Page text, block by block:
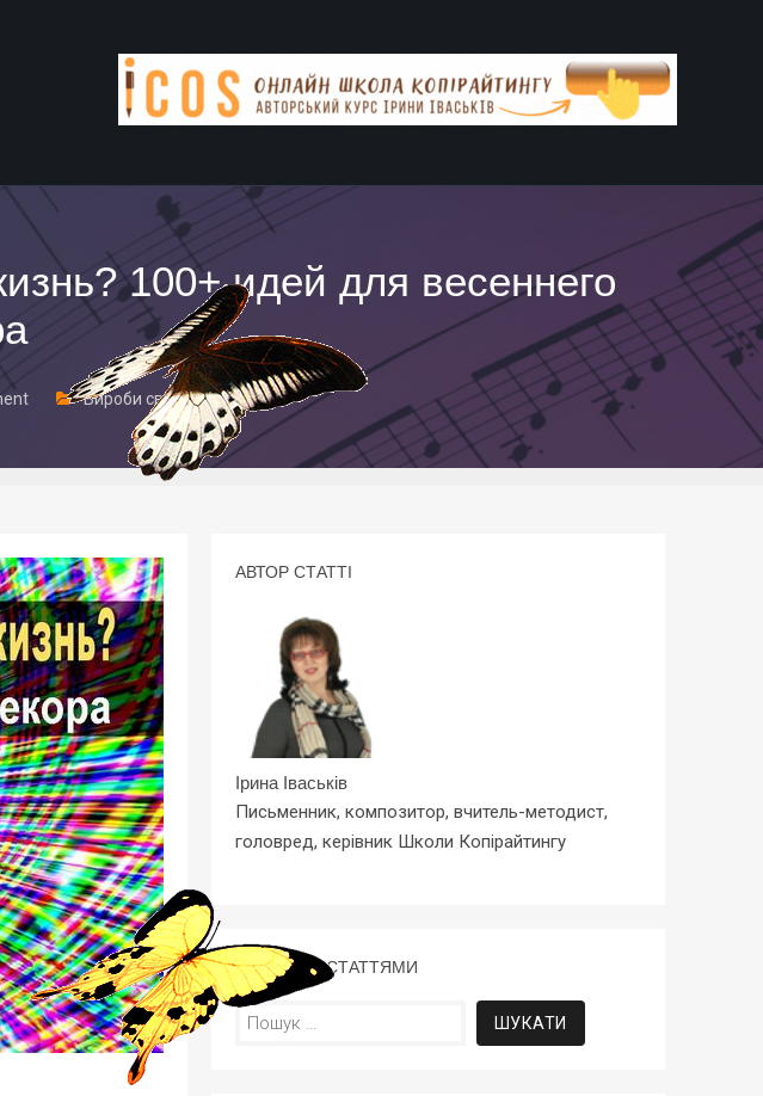
100+ идей для весеннего
Вироби своїми руками
АВТОР СТАТТІ
Ірина Іваськів
Письменник, композитор, вчитель-методист,
головред, керівник Школи Копірайтингу
ПОШУК ЗА СТАТТЯМИ
Пошук: